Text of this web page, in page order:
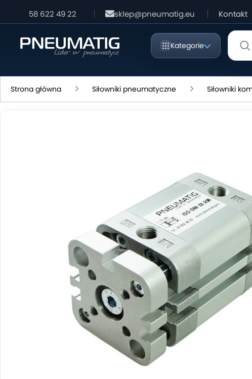
58 622 49 22 sklep@pneumatig.eu Kontakt
Kategorie
Strona główna Siłowniki pneumatyczne Siłowniki